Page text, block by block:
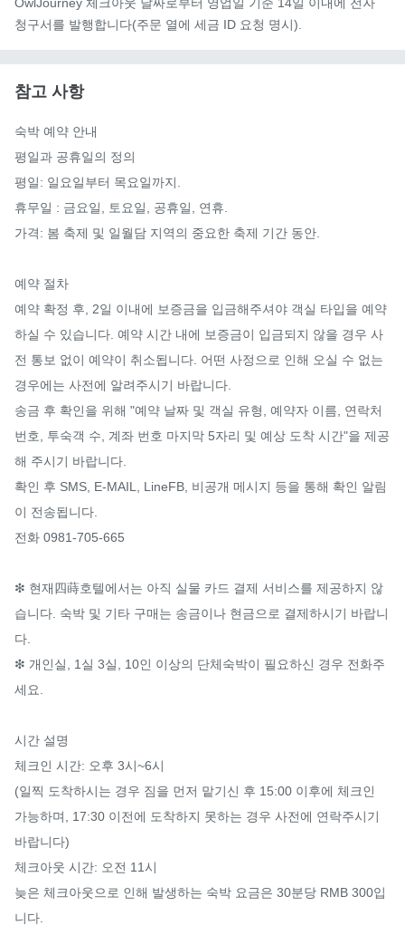
OwlJourney 체크아웃 날짜로부터 영업일 기준 14일 이내에 전자
청구서를 발행합니다(주문 열에 세금 ID 요청 명시).
참고 사항
숙박 예약 안내
평일과 공휴일의 정의
평일: 일요일부터 목요일까지.
휴무일 : 금요일, 토요일, 공휴일, 연휴.
가격: 봄 축제 및 일월담 지역의 중요한 축제 기간 동안.
예약 절차
예약 확정 후, 2일 이내에 보증금을 입금해주셔야 객실 타입을 예약
하실 수 있습니다. 예약 시간 내에 보증금이 입금되지 않을 경우 사
전 통보 없이 예약이 취소됩니다. 어떤 사정으로 인해 오실 수 없는
경우에는 사전에 알려주시기 바랍니다.
송금 후 확인을 위해 "예약 날짜 및 객실 유형, 예약자 이름, 연락처
번호, 투숙객 수, 계좌 번호 마지막 5자리 및 예상 도착 시간"을 제공
해 주시기 바랍니다.
확인 후 SMS, E-MAIL, LineFB, 비공개 메시지 등을 통해 확인 알림
이 전송됩니다.
전화 0981-705-665
❇ 현재四蒔호텔에서는 아직 실물 카드 결제 서비스를 제공하지 않
습니다. 숙박 및 기타 구매는 송금이나 현금으로 결제하시기 바랍니
다.​
❇ 개인실, 1실 3실, 10인 이상의 단체숙박이 필요하신 경우 전화주
세요.
시간 설명
체크인 시간: 오후 3시~6시
(일찍 도착하시는 경우 짐을 먼저 맡기신 후 15:00 이후에 체크인
가능하며, 17:30 이전에 도착하지 못하는 경우 사전에 연락주시기
바랍니다)
체크아웃 시간: 오전 11시
늦은 체크아웃으로 인해 발생하는 숙박 요금은 30분당 RMB 300입
니다.